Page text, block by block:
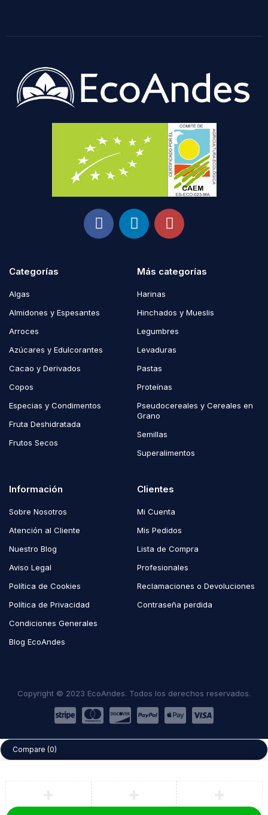
Categorías
Algas
Almidones y Espesantes
Arroces
Azúcares y Edulcorantes
Cacao y Derivados
Copos
Especias y Condimentos
Fruta Deshidratada
Frutos Secos
Más categorías
Harinas
Hinchados y Mueslis
Legumbres
Levaduras
Pastas
Proteínas
Pseudocereales y Cereales en
Grano
Semillas
Superalimentos
Información
Sobre Nosotros
Atención al Cliente
Nuestro Blog
Aviso Legal
Política de Cookies
Política de Privacidad
Condiciones Generales
Blog EcoAndes
Clientes
Mi Cuenta
Mis Pedidos
Lista de Compra
Profesionales
Reclamaciones o Devoluciones
Contraseña perdida
Copyright © 2023 EcoAndes. Todos los derechos reservados.
Compare (0)